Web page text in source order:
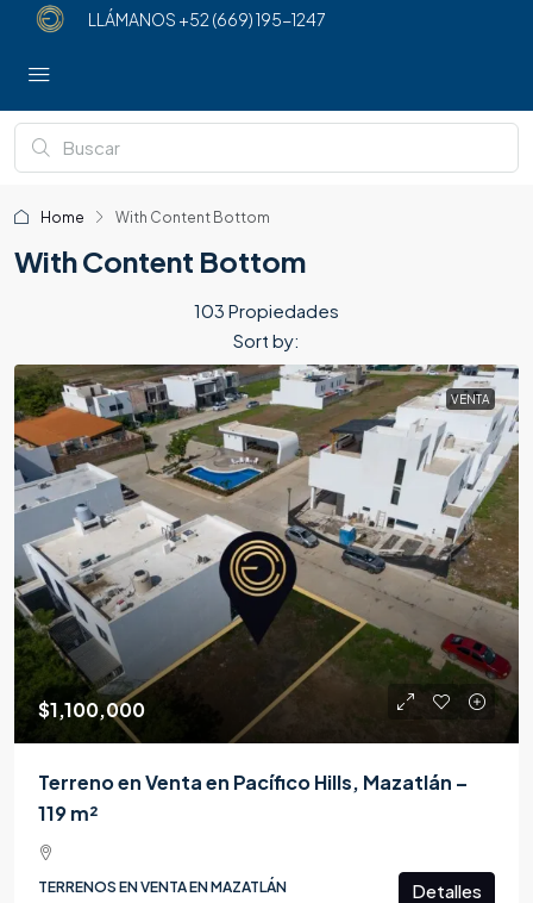
LLÁMANOS +52 (669) 195-1247
Home With Content Bottom
With Content Bottom
103 Propiedades
Sort by:
VENTA
$1,100,000
Terreno en Venta en Pacífico Hills, Mazatlán –
119 m²
TERRENOS EN VENTA EN MAZATLÁN Detalles